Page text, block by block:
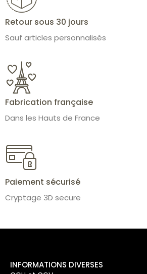
Retour sous 30 jours
Sauf articles personnalisés
Fabrication française
Dans les Hauts de France
Paiement sécurisé
Cryptage 3D secure
INFORMATIONS DIVERSES